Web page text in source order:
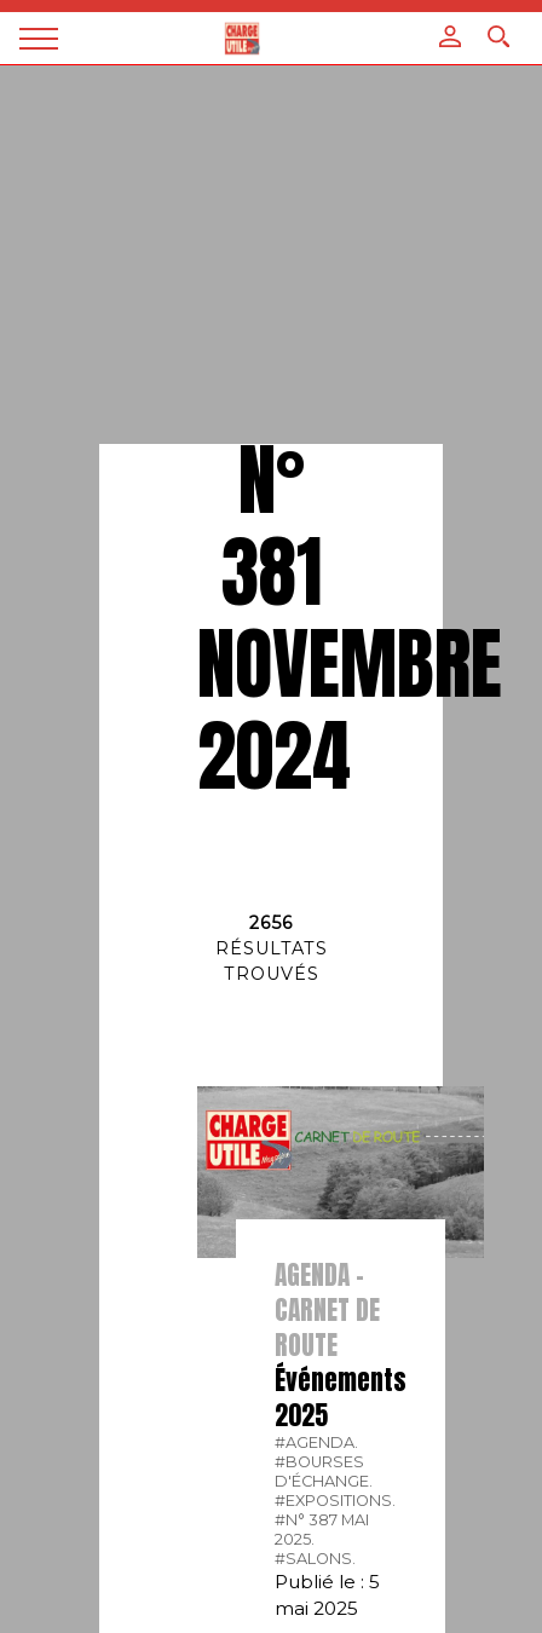
Magazine
N°
381
NOVEMBRE
2024
2656
RÉSULTATS
TROUVÉS
AGENDA -
CARNET DE
ROUTE
Événements
2025
#AGENDA.
#BOURSES
D'ÉCHANGE.
#EXPOSITIONS.
#N° 387 MAI
2025.
#SALONS.
Publié le : 5
mai 2025
Panneau de gestion des cookies